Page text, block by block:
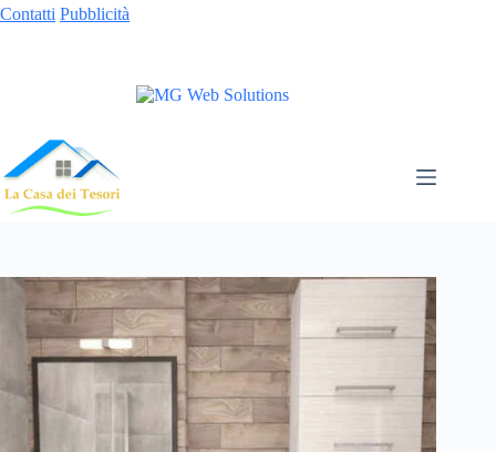
Contatti Pubblicità